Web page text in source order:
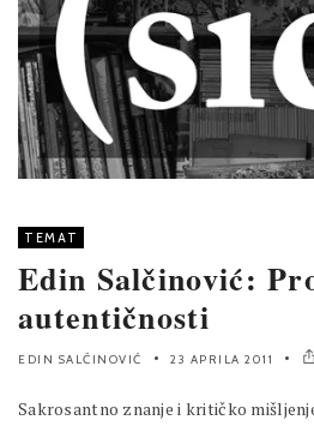
TEMAT
Edin Salčinović:
autentičnosti
EDIN SALČINOVIĆ 23 APRILA 2011
Sakrosantno znanje i kritičko